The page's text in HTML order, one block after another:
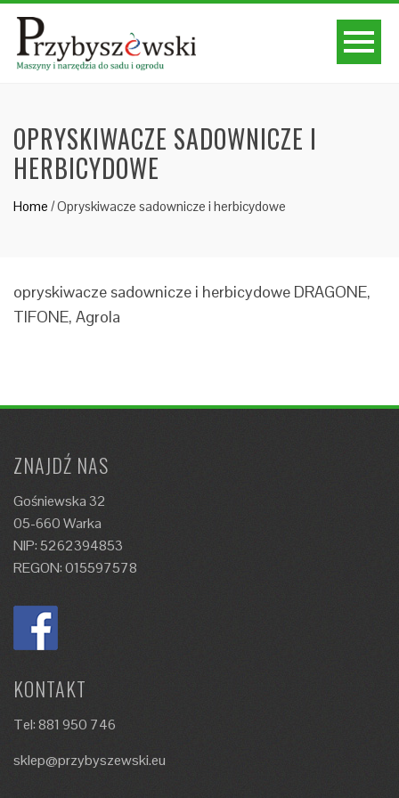
OPRYSKIWACZE SADOWNICZE I
HERBICYDOWE
Home /Opryskiwacze sadownicze i herbicydowe
opryskiwacze sadownicze i herbicydowe DRAGONE,
TIFONE, Agrola
ZNAJDŹ NAS
Gośniewska 32
05-660 Warka
NIP: 5262394853
REGON: 015597578
KONTAKT
Tel: 881 950 746
sklep@przybyszewski.eu